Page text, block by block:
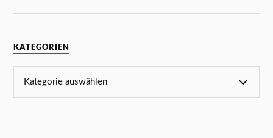
KATEGORIEN